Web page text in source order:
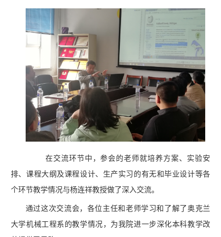
在交流环节中，参会的老师就培养方案、实验安
排、课程大纲 及课程设计、生产实习的有无和毕业设计等各
个环节教学情况与杨连祥教授做了深入交流。
通过这次交流会，各位主任和老师学习和了解了奥克兰
大学机械工程系的教学情况，为我院进一步深化本科教学改